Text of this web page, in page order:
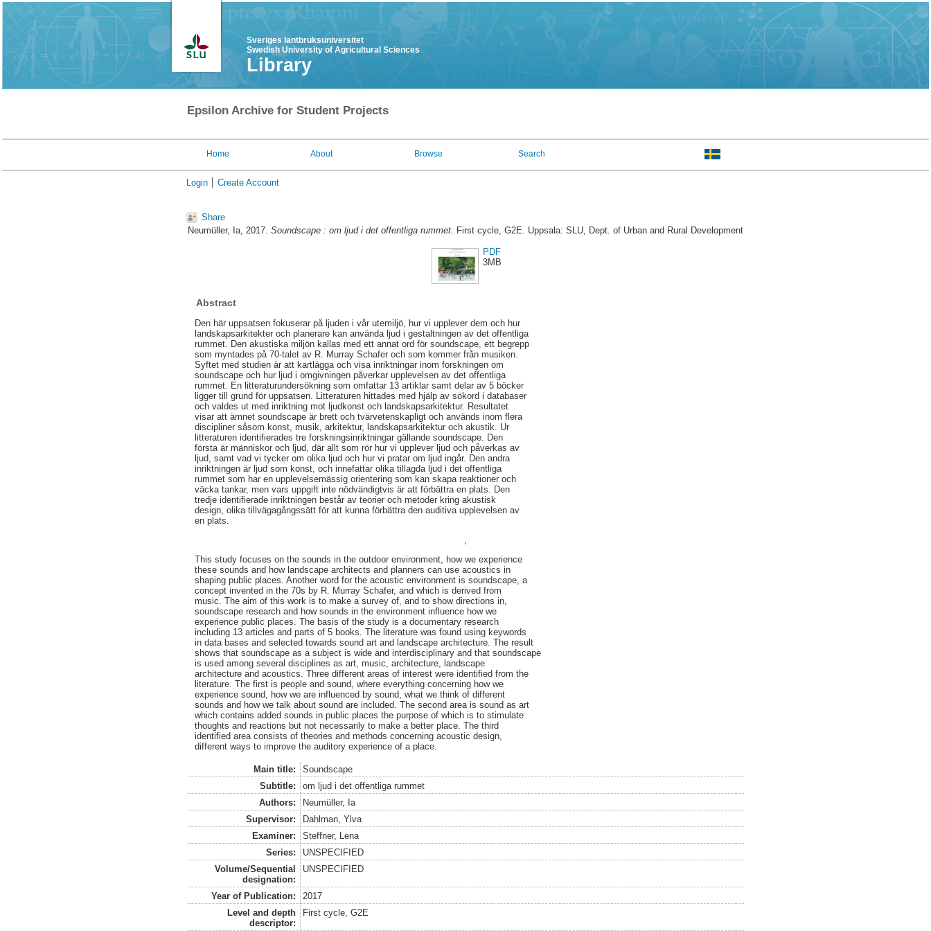
Sveriges lantbruksuniversitet
Swedish University of Agricultural Sciences
Library
Epsilon Archive for Student Projects
Home About Browse Search
Login Create Account
Share
Neumüller, Ia, 2017. Soundscape : om ljud i det offentliga rummet. First cycle, G2E. Uppsala: SLU, Dept. of Urban and Rural Development
PDF
3MB
Abstract
Den här uppsatsen fokuserar på ljuden i vår utemiljö, hur vi upplever dem och hur
landskapsarkitekter och planerare kan använda ljud i gestaltningen av det offentliga
rummet. Den akustiska miljön kallas med ett annat ord för soundscape, ett begrepp
som myntades på 70-talet av R. Murray Schafer och som kommer från musiken.
Syftet med studien är att kartlägga och visa inriktningar inom forskningen om
soundscape och hur ljud i omgivningen påverkar upplevelsen av det offentliga
rummet. En litteraturundersökning som omfattar 13 artiklar samt delar av 5 böcker
ligger till grund för uppsatsen. Litteraturen hittades med hjälp av sökord i databaser
och valdes ut med inriktning mot ljudkonst och landskapsarkitektur. Resultatet
visar att ämnet soundscape är brett och tvärvetenskapligt och används inom flera
discipliner såsom konst, musik, arkitektur, landskapsarkitektur och akustik. Ur
litteraturen identifierades tre forskningsinriktningar gällande soundscape. Den
första är människor och ljud, där allt som rör hur vi upplever ljud och påverkas av
ljud, samt vad vi tycker om olika ljud och hur vi pratar om ljud ingår. Den andra
inriktningen är ljud som konst, och innefattar olika tillagda ljud i det offentliga
rummet som har en upplevelsemässig orientering som kan skapa reaktioner och
väcka tankar, men vars uppgift inte nödvändigtvis är att förbättra en plats. Den
tredje identifierade inriktningen består av teorier och metoder kring akustisk
design, olika tillvägagångssätt för att kunna förbättra den auditiva upplevelsen av
en plats.
This study focuses on the sounds in the outdoor environment, how we experience
these sounds and how landscape architects and planners can use acoustics in
shaping public places. Another word for the acoustic environment is soundscape, a
concept invented in the 70s by R. Murray Schafer, and which is derived from
music. The aim of this work is to make a survey of, and to show directions in,
soundscape research and how sounds in the environment influence how we
experience public places. The basis of the study is a documentary research
including 13 articles and parts of 5 books. The literature was found using keywords
in data bases and selected towards sound art and landscape architecture. The result
shows that soundscape as a subject is wide and interdisciplinary and that soundscape
is used among several disciplines as art, music, architecture, landscape
architecture and acoustics. Three different areas of interest were identified from the
literature. The first is people and sound, where everything concerning how we
experience sound, how we are influenced by sound, what we think of different
sounds and how we talk about sound are included. The second area is sound as art
which contains added sounds in public places the purpose of which is to stimulate
thoughts and reactions but not necessarily to make a better place. The third
identified area consists of theories and methods concerning acoustic design,
different ways to improve the auditory experience of a place.
Main title:
Soundscape
Subtitle:
om ljud i det offentliga rummet
Authors:
Neumüller, Ia
Supervisor:
Dahlman, Ylva
Examiner:
Steffner, Lena
Series:
UNSPECIFIED
Volume/Sequential
designation:
UNSPECIFIED
Year of Publication:
2017
Level and depth
descriptor:
First cycle, G2E